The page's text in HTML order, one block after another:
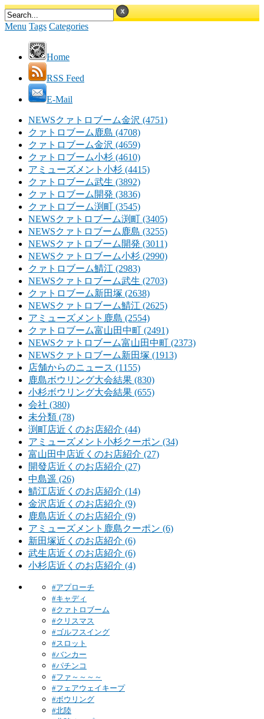
Menu Tags Categories
Home
RSS Feed
E-Mail
NEWSクァトロブーム金沢 (4751)
クァトロブーム鹿島 (4708)
クァトロブーム金沢 (4659)
クァトロブーム小杉 (4610)
アミューズメント小杉 (4415)
クァトロブーム武生 (3892)
クァトロブーム開発 (3836)
クァトロブーム渕町 (3545)
NEWSクァトロブーム渕町 (3405)
NEWSクァトロブーム鹿島 (3255)
NEWSクァトロブーム開発 (3011)
NEWSクァトロブーム小杉 (2990)
クァトロブーム鯖江 (2983)
NEWSクァトロブーム武生 (2703)
クァトロブーム新田塚 (2638)
NEWSクァトロブーム鯖江 (2625)
アミューズメント鹿島 (2554)
クァトロブーム富山田中町 (2491)
NEWSクァトロブーム富山田中町 (2373)
NEWSクァトロブーム新田塚 (1913)
店舗からのニュース (1155)
鹿島ボウリング大会結果 (830)
小杉ボウリング大会結果 (655)
会社 (380)
未分類 (78)
渕町店近くのお店紹介 (44)
アミューズメント小杉クーポン (34)
富山田中店近くのお店紹介 (27)
開發店近くのお店紹介 (27)
中島遥 (26)
鯖江店近くのお店紹介 (14)
金沢店近くのお店紹介 (9)
鹿島店近くのお店紹介 (9)
アミューズメント鹿島クーポン (6)
新田塚近くのお店紹介 (6)
武生店近くのお店紹介 (6)
小杉店近くのお店紹介 (4)
#アプローチ
#キャディ
#クァトロブーム
#クリスマス
#ゴルフスイング
#スロット
#バンカー
#パチンコ
#ファ～～～～
#フェアウェイキープ
#ボウリング
#北陸